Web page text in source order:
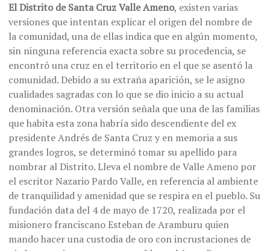
El Distrito de Santa Cruz Valle Ameno, existen varias
versiones que intentan explicar el origen del nombre de
la comunidad, una de ellas indica que en algún momento,
sin ninguna referencia exacta sobre su procedencia, se
encontró una cruz en el territorio en el que se asentó la
comunidad. Debido a su extraña aparición, se le asigno
cualidades sagradas con lo que se dio inicio a su actual
denominación. Otra versión señala que una de las familias
que habita esta zona habría sido descendiente del ex
presidente Andrés de Santa Cruz y en memoria a sus
grandes logros, se determinó tomar su apellido para
nombrar al Distrito. Lleva el nombre de Valle Ameno por
el escritor Nazario Pardo Valle, en referencia al ambiente
de tranquilidad y amenidad que se respira en el pueblo. Su
fundación data del 4 de mayo de 1720, realizada por el
misionero franciscano Esteban de Aramburu quien
mando hacer una custodia de oro con incrustaciones de